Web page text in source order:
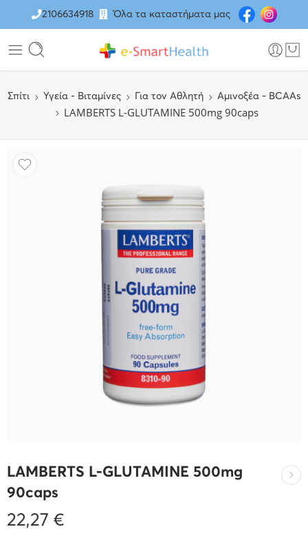
2106634918 Όλα τα καταστήματα μας
Σπίτι Υγεία - Βιταμίνες Για τον Αθλητή Αμινοξέα - BCAAs
LAMBERTS L-GLUTAMINE 500mg 90caps
LAMBERTS L-GLUTAMINE 500mg
90caps
22,27 €